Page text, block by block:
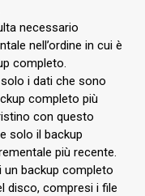
necessario
nell’ordine in cui è
completo.
i dati che sono
completo più
con questo
solo il backup
più recente.
un backup completo
disco, compresi i file